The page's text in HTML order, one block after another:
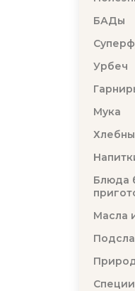
БАДы
Урбеч
Мука
Блюда
Масла
Специи